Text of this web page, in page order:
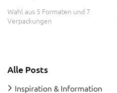
Wahl aus 5 Formaten und 7
Verpackungen
Alle Posts
Inspiration & Information